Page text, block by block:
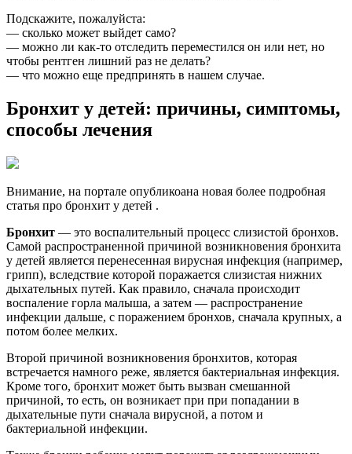
Подскажите, пожалуйста:
— сколько может выйдет само?
— можно ли как-то отследить переместился он или нет, но
чтобы рентген лишний раз не делать?
— что можно еще предпринять в нашем случае.
Бронхит у детей: причины, симптомы,
способы лечения
Внимание, на портале опубликоана новая более подробная
статья про бронхит у детей .
Бронхит — это воспалительный процесс слизистой бронхов.
Самой распространенной причиной возникновения бронхита
у детей является перенесенная вирусная инфекция (например,
грипп), вследствие которой поражается слизистая нижних
дыхательных путей. Как правило, сначала происходит
воспаление горла малыша, а затем — распространение
инфекции дальше, с поражением бронхов, сначала крупных, а
потом более мелких.
Второй причиной возникновения бронхитов, которая
встречается намного реже, является бактериальная инфекция.
Кроме того, бронхит может быть вызван смешанной
причиной, то есть, он возникает при при попадании в
дыхательные пути сначала вирусной, а потом и
бактериальной инфекции.